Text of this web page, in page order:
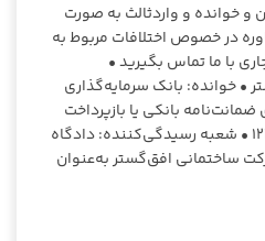
خوانده و واردثالث به صورت
در خصوص اختلافات مربوط به
با ما تماس بگیرید •
خوانده: بانک سرمایه‌گذاری
بانکی یا بازپرداخت
وجه آن • شماره پرونده: 12345/98 • شعبه رسیدگی‌کننده: دادگاه
افق‌گستر به‌عنوان